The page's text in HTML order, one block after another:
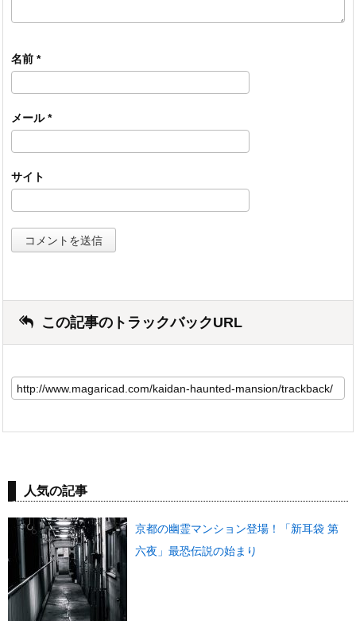
名前 *
メール*
サイト
この記事のトラックバックURL
人気の記事
京都の幽霊マンション登場！「新耳袋 第
六夜」最恐伝説の始まり